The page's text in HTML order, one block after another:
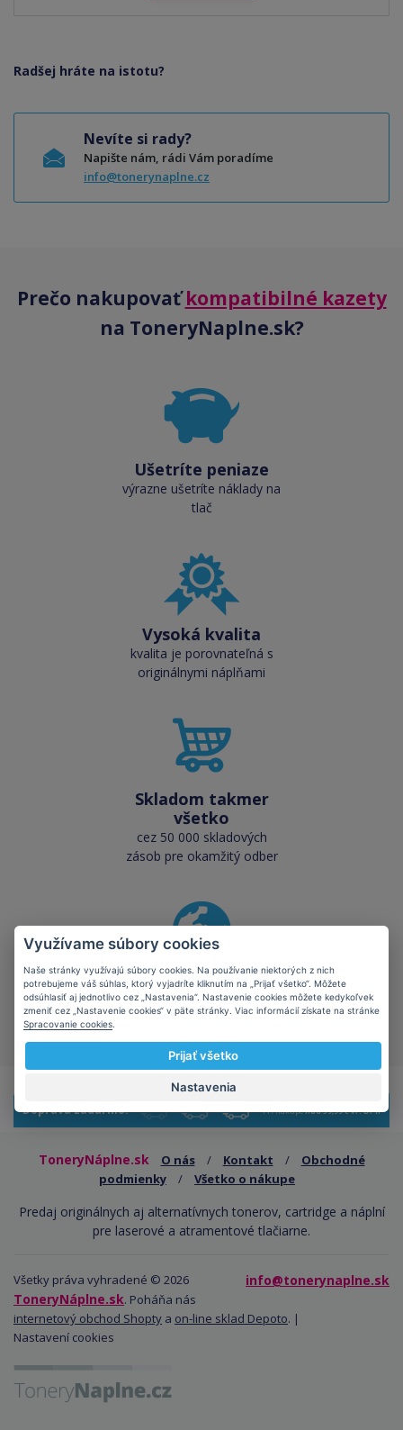
Radšej hráte na istotu?
Nevíte si rady?
Napište nám, rádi Vám poradíme
info@tonerynaplne.cz
Prečo nakupovaťkompatibilné kazety
na ToneryNaplne.sk?
Ušetríte peniaze
výrazne ušetríte náklady na
tlač
Vysoká kvalita
kvalita je porovnateľná s
originálnymi náplňami
Skladom takmer
všetko
cez 50 000 skladových
zásob pre okamžitý odber
Šetríte planétu
kompatibilné kazety majú
kladný vplyv na ekológiu
Doprava zadarmo! Pri nákupenad 59,99 € vr. DPH
ToneryNáplne.sk O nás / Kontakt /
Obchodné
podmienky
/ Všetko o nákupe
Predaj originálnych aj alternatívnych tonerov, cartridge a náplní
pre laserové a atramentové tlačiarne.
info@tonerynaplne.sk
Všetky práva vyhradené © 2026
ToneryNáplne.sk. Poháňa nás
internetový obchod Shopty a on-line sklad Depoto. |
Nastavení cookies
Využívame súbory cookies
Naše stránky využívajú súbory cookies. Na používanie niektorých z nich
potrebujeme váš súhlas, ktorý vyjadríte kliknutím na „Prijať všetko“. Môžete
odsúhlasiť aj jednotlivo cez „Nastavenia“. Nastavenie cookies môžete kedykoľvek
zmeniť cez „Nastavenie cookies“ v päte stránky. Viac informácií získate na stránke
Spracovanie cookies
Prijať všetko
Nastavenia